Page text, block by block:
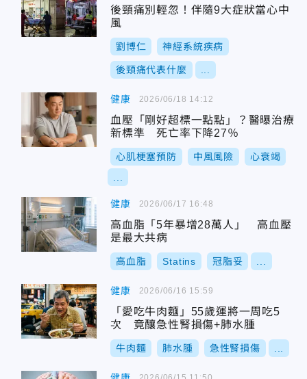
後頸痛別輕忽！伴隨9大症狀當心中
風
劉博仁 神經系統疾病
後頸痛代表什麼
健康
血壓「剛好超標一點點」？醫曝治療
新標準 死亡率下降27％
心肌梗塞預防 中風風險 心衰竭
2026/06/18 14:12
健康
高血脂「5年暴增28萬人」 高血壓
是最大共病
高血脂 Statins 冠脂妥
2026/06/17 16:48
健康
「愛吃牛肉麵」55歲運將一周吃5
次 竟釀急性腎損傷+肺水腫
牛肉麵 肺水腫 急性腎損傷
2026/06/16 15:59